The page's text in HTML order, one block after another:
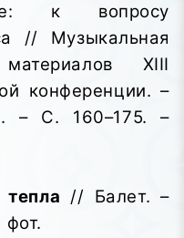
к вопросу
// Музыкальная
XIII
конференции. –
– С. 160–175. –
// Балет. –